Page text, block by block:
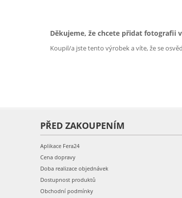
Děkujeme, že chcete přidat fotografii
Koupil/a jste tento výrobek a víte, že se
PŘED ZAKOUPENÍM
Aplikace Fera24
Cena dopravy
Doba realizace objednávek
Dostupnost produktů
Obchodní podmínky